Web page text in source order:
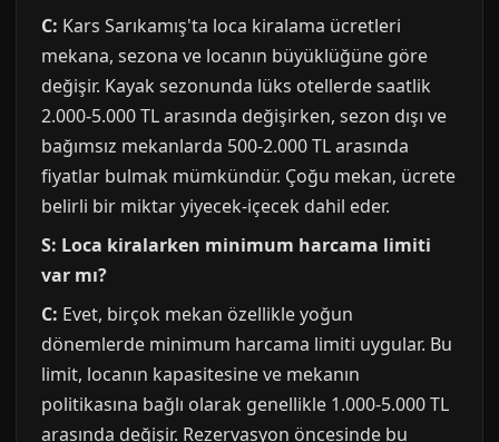
C: Kars Sarıkamış'ta loca kiralama ücretleri
mekana, sezona ve locanın büyüklüğüne göre
değişir. Kayak sezonunda lüks otellerde saatlik
2.000-5.000 TL arasında değişirken, sezon dışı ve
bağımsız mekanlarda 500-2.000 TL arasında
fiyatlar bulmak mümkündür. Çoğu mekan, ücrete
belirli bir miktar yiyecek-içecek dahil eder.
S: Loca kiralarken minimum harcama limiti
var mı?
C: Evet, birçok mekan özellikle yoğun
dönemlerde minimum harcama limiti uygular. Bu
limit, locanın kapasitesine ve mekanın
politikasına bağlı olarak genellikle 1.000-5.000 TL
arasında değişir. Rezervasyon öncesinde bu